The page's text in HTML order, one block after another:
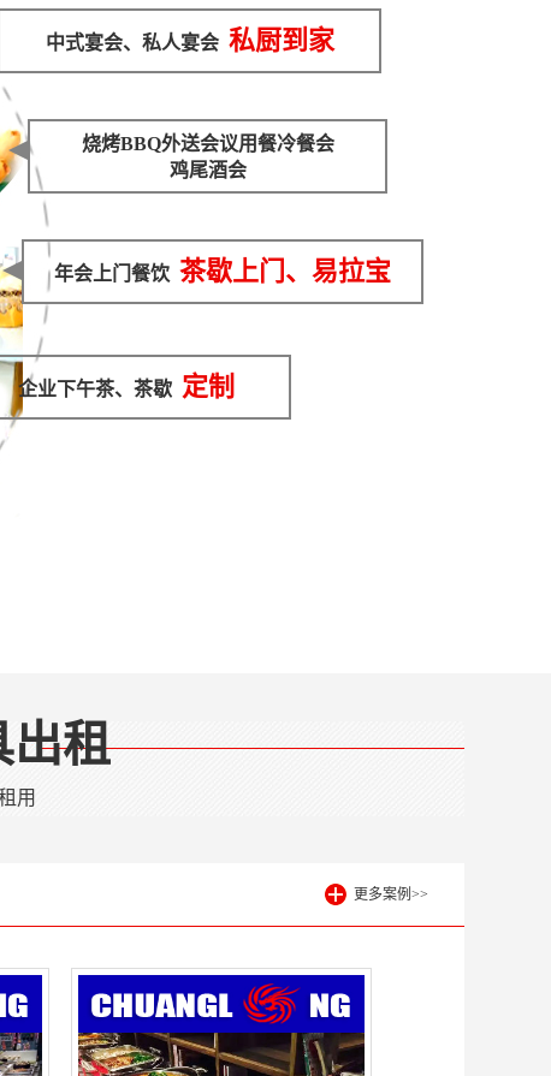
中式宴会、私人宴会 私厨到家
烧烤BBQ外送会议用餐冷餐会
鸡尾酒会
年会上门餐饮 茶歇上门、易拉宝
企业下午茶、茶歇 定制
出租
用
更多案例>>